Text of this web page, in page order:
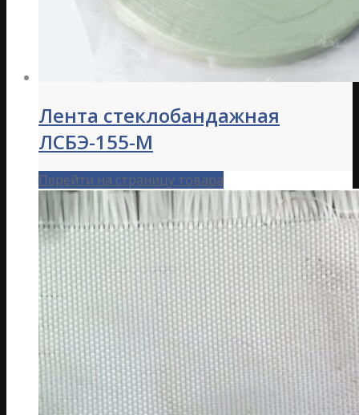
Лента стеклобандажная
ЛСБЭ-155-М
Перейти на страницу товара